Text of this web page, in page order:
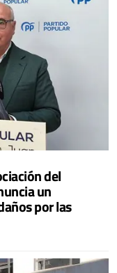
del
un
por las